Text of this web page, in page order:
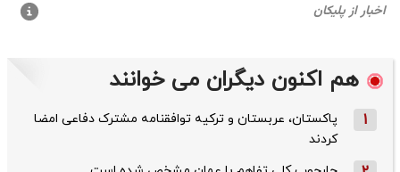
هم اکنون دیگران می خوانند
1
پاکستان، عربستان و ترکیه توافقنامه مشترک دفاعی امضا
کردند